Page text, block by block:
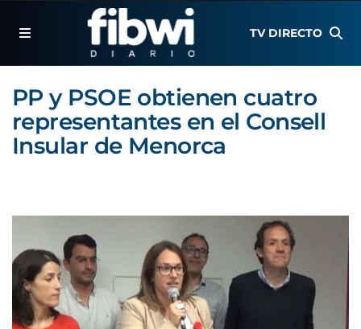
TV DIRECTO
PP y PSOE obtienen cuatro
representantes en el Consell
Insular de Menorca